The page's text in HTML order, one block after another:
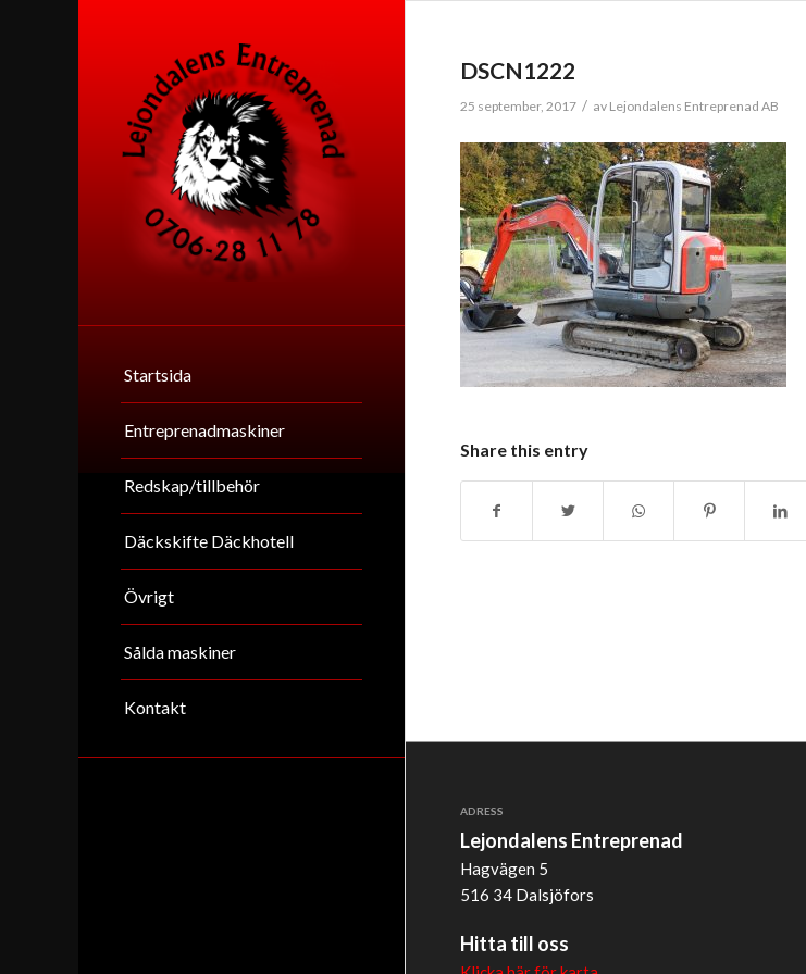
Startsida
Entreprenadmaskiner
Redskap/tillbehör
Däckskifte Däckhotell
Övrigt
Sålda maskiner
Kontakt
DSCN1222
25 september, 2017 / av Lejondalens Entreprenad AB
Share this entry
ADRESS
Lejondalens Entreprenad
Hagvägen 5
516 34 Dalsjöfors
Hitta till oss